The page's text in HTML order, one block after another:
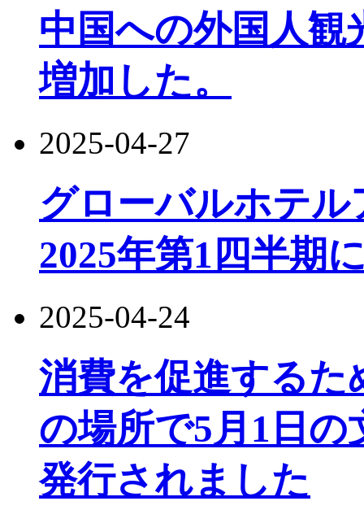
中国への外国人観
増加した。
2025-04-27
グローバルホテ
2025年第1四半期
2025-04-24
消費を促進するた
の場所で5月1日
発行されました